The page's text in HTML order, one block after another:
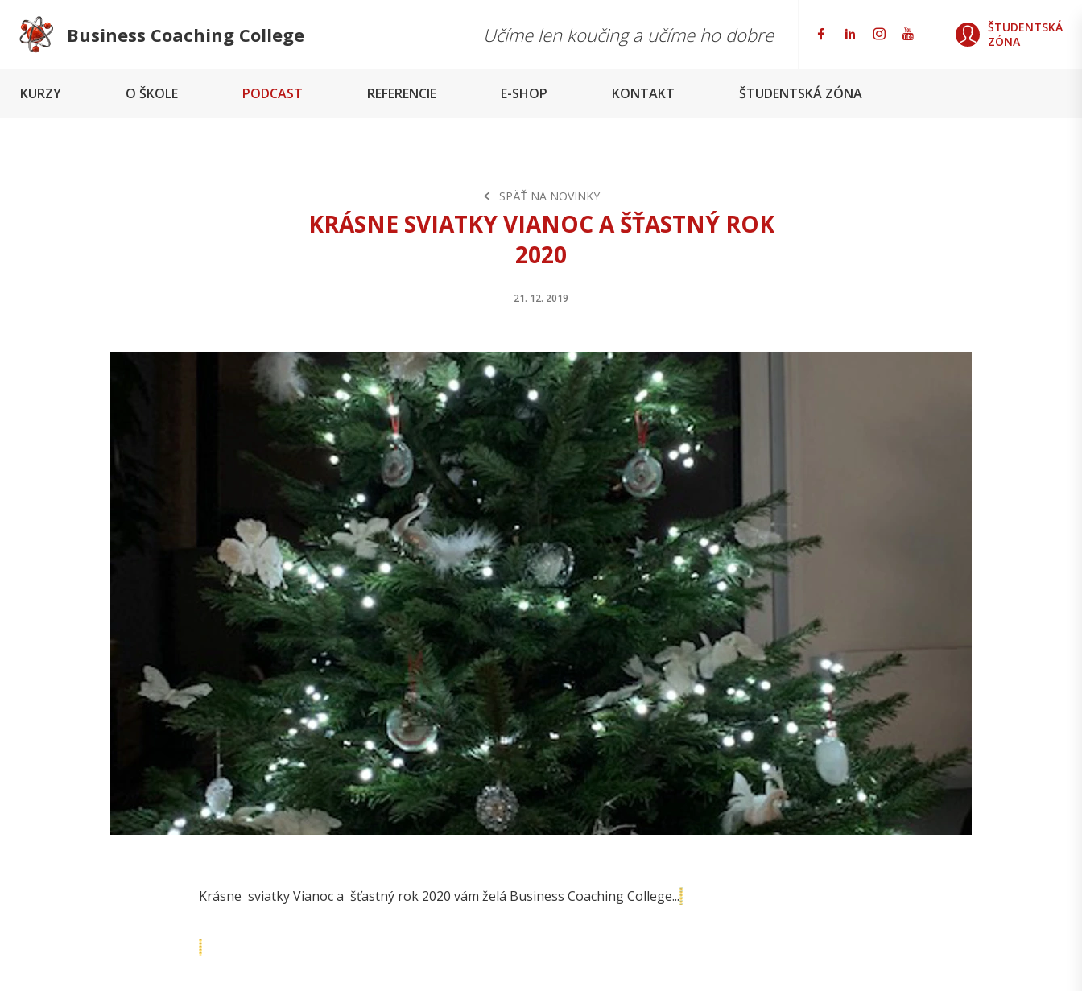
Business Coaching College Učíme len koučing a učíme ho dobre
ŠTUDENTSKÁ
ZÓNA
KURZY O ŠKOLE PODCAST REFERENCIE E-SHOP KONTAKT ŠTUDENTSKÁ ZÓNA
SPÄŤ NA NOVINKY
KRÁSNE SVIATKY VIANOC A ŠŤASTNÝ ROK
2020
21. 12. 2019
Krásne sviatky Vianoc a šťastný rok 2020 vám želá Business Coaching College...